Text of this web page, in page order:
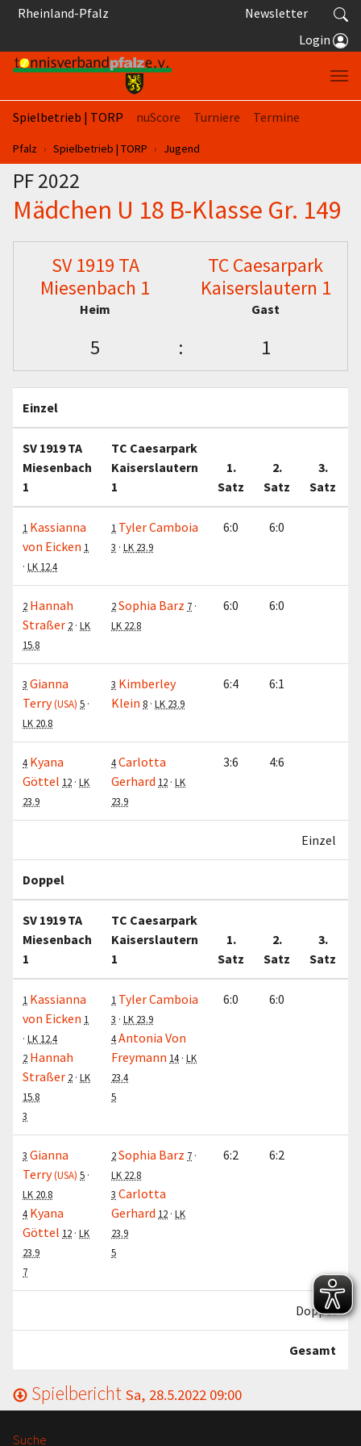
Springe zum Seiteninhalt
Rheinland-Pfalz
Newsletter
Login
Spielbetrieb | TORP nuScore Turniere
Termine
Sie sind hier:
Pfalz Spielbetrieb | TORP Jugend
PF 2022
Mädchen U 18 B-Klasse Gr. 149
SV 1919 TA
Miesenbach 1
Heim
TC Caesarpark
Kaiserslautern 1
Gast
5 : 1
Einzel
SV 1919 TA
Miesenbach
1
TC Caesarpark
Kaiserslautern
1
1.
Satz
2.
Satz
3.
Satz
1 Kassianna
von Eicken 1
· LK 12.4
1 Tyler Camboia
3 · LK 23.9
6:0 6:0
2 Hannah
Straßer 2 · LK
15.8
2Sophia Barz 7 ·
LK 22.8
6:0 6:0
3 Gianna
Terry(USA) 5 ·
LK 20.8
3 Kimberley
Klein 8 · LK 23.9
6:4 6:1
4 Kyana
Göttel 12 · LK
23.9
4Carlotta
Gerhard 12 · LK
23.9
3:6 4:6
Einzel
Doppel
SV 1919 TA
Miesenbach
1
TC Caesarpark
Kaiserslautern
1
1.
Satz
2.
Satz
3.
Satz
1 Kassianna
von Eicken 1
· LK 12.4
2 Hannah
Straßer 2 · LK
15.8
3
1 Tyler Camboia
3 · LK 23.9
4Antonia Von
Freymann 14 · LK
23.4
5
6:0 6:0
3 Gianna
Terry(USA) 5 ·
LK 20.8
4 Kyana
Göttel 12 · LK
23.9
7
2Sophia Barz 7 ·
LK 22.8
3 Carlotta
Gerhard 12 · LK
23.9
5
6:2 6:2
Doppel
Gesamt
Spielbericht Sa, 28.5.2022 09:00
Suche